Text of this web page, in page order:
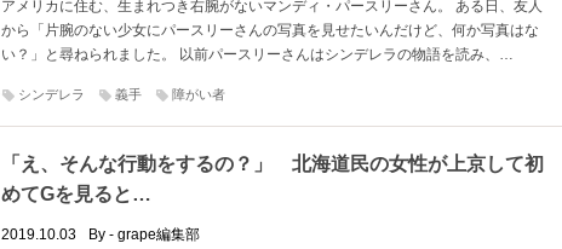
アメリカに住む、生まれつき右腕がないマンディ・パースリーさん。 ある日、友人
から「片腕のない少女にパースリーさんの写真を見せたいんだけど、何か写真はな
い？」と尋ねられました。 以前パースリーさんはシンデレラの物語を読み、…
シンデレラ 義手 障がい者
「え、そんな行動をするの？」 北海道民の女性が上京して初
めてGを見ると…
2019.10.03
By - grape編集部